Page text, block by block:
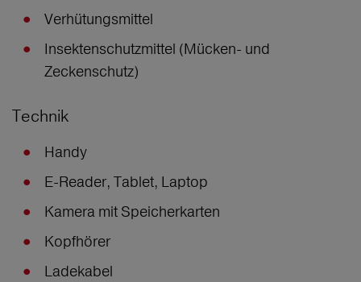
Verhütungsmittel
Insektenschutzmittel (Mücken- und
Zeckenschutz)
Technik
Handy
E-Reader, Tablet, Laptop
Kamera mit Speicherkarten
Kopfhörer
Ladekabel